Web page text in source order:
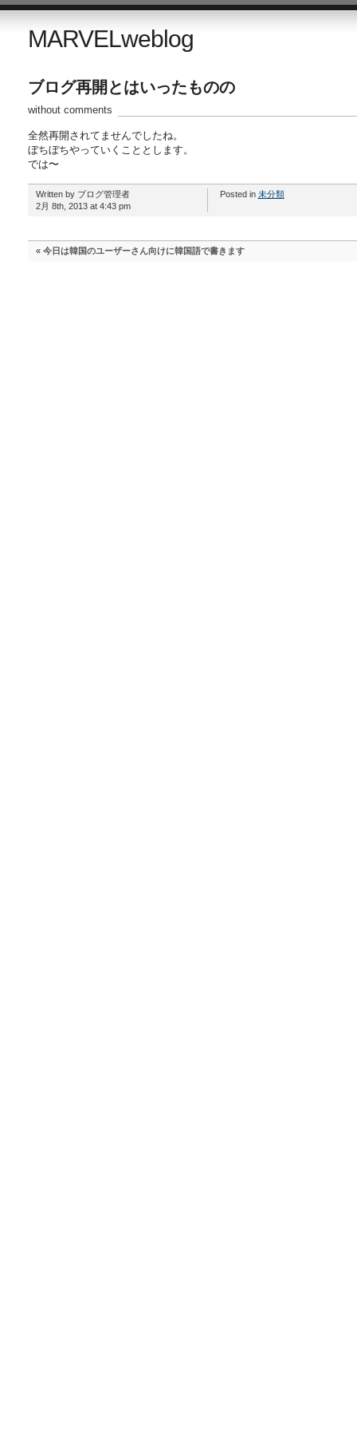
MARVELweblog
ブログ再開とはいったものの
without comments
全然再開されてませんでしたね。
ぼちぼちやっていくこととします。
では〜
Written by ブログ管理者
2月 8th, 2013 at 4:43 pm
Posted in 未分類
« 今日は韓国のユーザーさん向けに韓国語で書きます